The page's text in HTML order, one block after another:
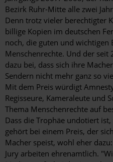
Bezirk Ruhr-Mitte alle zwei
Denn trotz vieler berechtigter
billige Kopien im deutschen
noch, die guten und wichtigen
Menschenrechte. Und der seit
dazu bei, dass sich ihre
Sendern nicht mehr ganz so
Mit dem Preis würdigt
Regisseure, Kameraleute und
Thema Menschenrechte auf
Dass die Trophäe undotiert
gehört bei einem Preis, der
Macher speist, wohl eher
Jury arbeiten ehrenamtlich.